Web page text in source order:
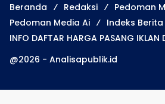
Beranda Redaksi
Pedoman
Pedoman Media Ai
Indeks Berita
INFO DAFTAR HARGA PASANG IKLAN
@2026 - Analisapublik.id